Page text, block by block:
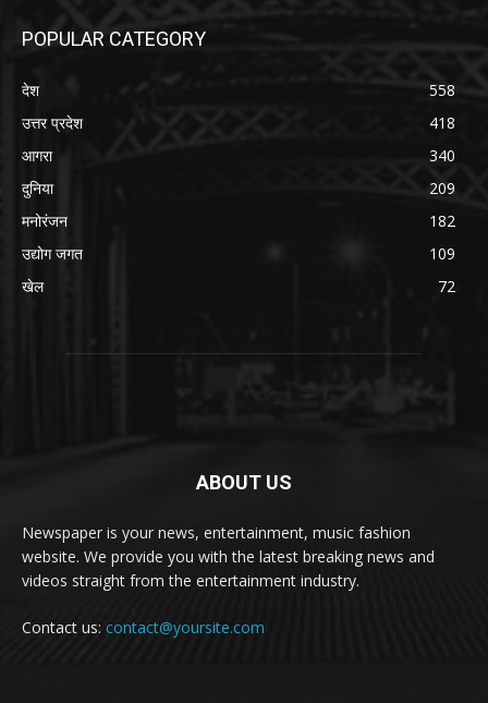
POPULAR CATEGORY
देश
558
उत्तर प्रदेश
418
आगरा
340
दुनिया
209
मनोरंजन
182
उद्योग जगत
109
खेल
72
ABOUT US
Newspaper is your news, entertainment, music fashion
website. We provide you with the latest breaking news and
videos straight from the entertainment industry.
Contact us: contact@yoursite.com